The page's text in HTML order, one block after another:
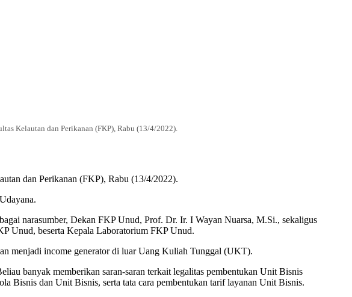
Kelautan dan Perikanan (FKP), Rabu (13/4/2022).
dan Perikanan (FKP), Rabu (13/4/2022).
narasumber, Dekan FKP Unud, Prof. Dr. Ir. I Wayan Nuarsa, M.Si., sekaligus
Unud, beserta Kepala Laboratorium FKP Unud.
menjadi income generator di luar Uang Kuliah Tunggal (UKT).
banyak memberikan saran-saran terkait legalitas pembentukan Unit Bisnis
Bisnis dan Unit Bisnis, serta tata cara pembentukan tarif layanan Unit Bisnis.